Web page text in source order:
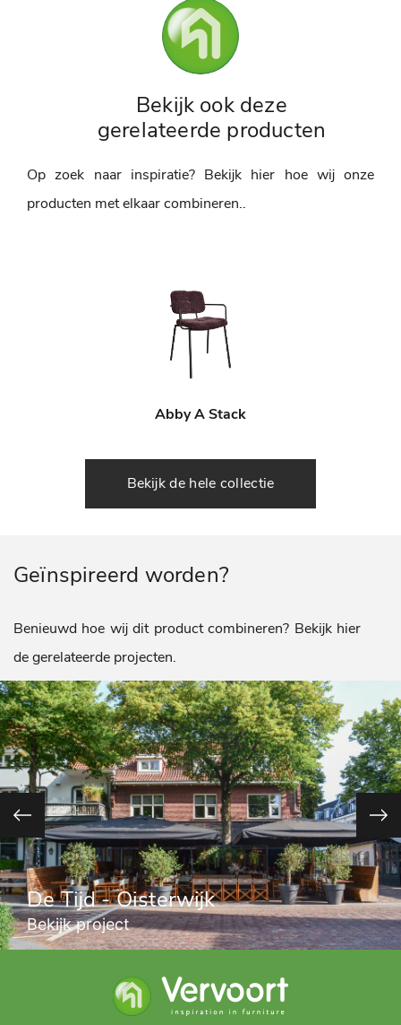
Bekijk ook deze
gerelateerde producten
Op zoek naar inspiratie? Bekijk hier hoe wij onze
producten met elkaar combineren..
Abby A Stack
Bekijk de hele collectie
Geïnspireerd worden?
Benieuwd hoe wij dit product combineren? Bekijk hier
de gerelateerde projecten.
De Tijd - Oisterwijk
Bekijk project